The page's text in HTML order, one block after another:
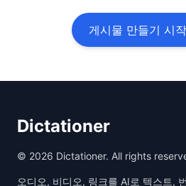
게시물 만들기 시
Dictationer
© 2026 Dictationer. All rights
오디오, 비디오, 링크를 AI로 텍스트,